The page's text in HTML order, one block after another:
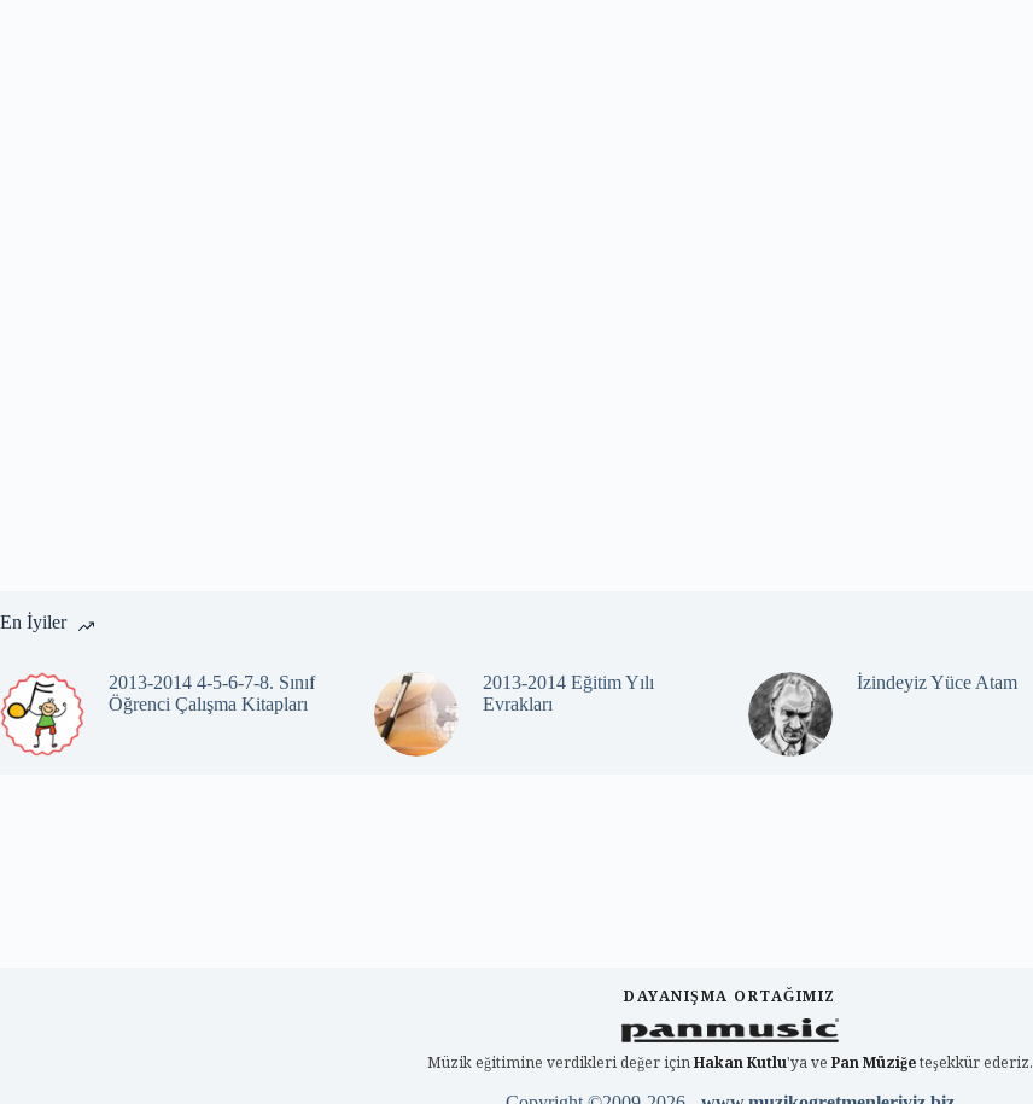
En İyiler
2013-2014 4-5-6-7-8. Sınıf
Öğrenci Çalışma Kitapları
2013-2014 Eğitim Yılı
Evrakları
İzindeyiz Yüce Atam
DAYANIŞMA ORTAĞIMIZ
Müzik eğitimine verdikleri değer içinHakan Kutlu'ya ve Pan Müziğeteşekkür ederiz.